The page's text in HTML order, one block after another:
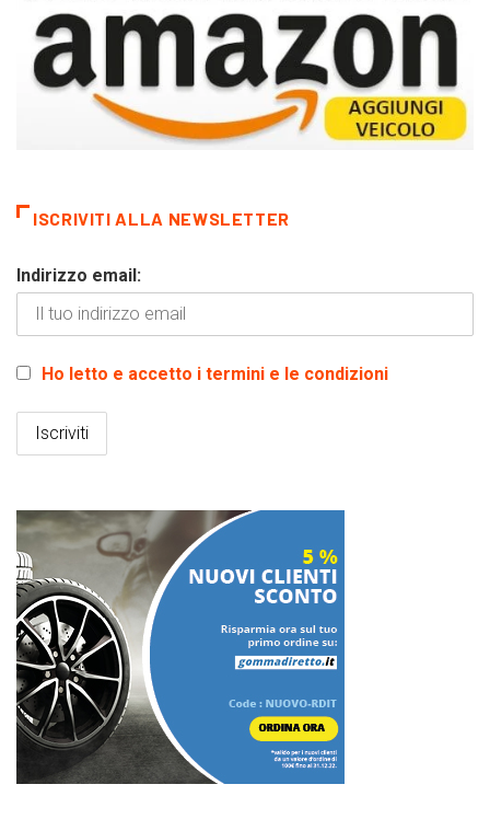
ISCRIVITI ALLA NEWSLETTER
Indirizzo email:
Ho letto e accetto i termini e le condizioni